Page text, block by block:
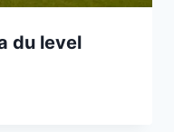
du level